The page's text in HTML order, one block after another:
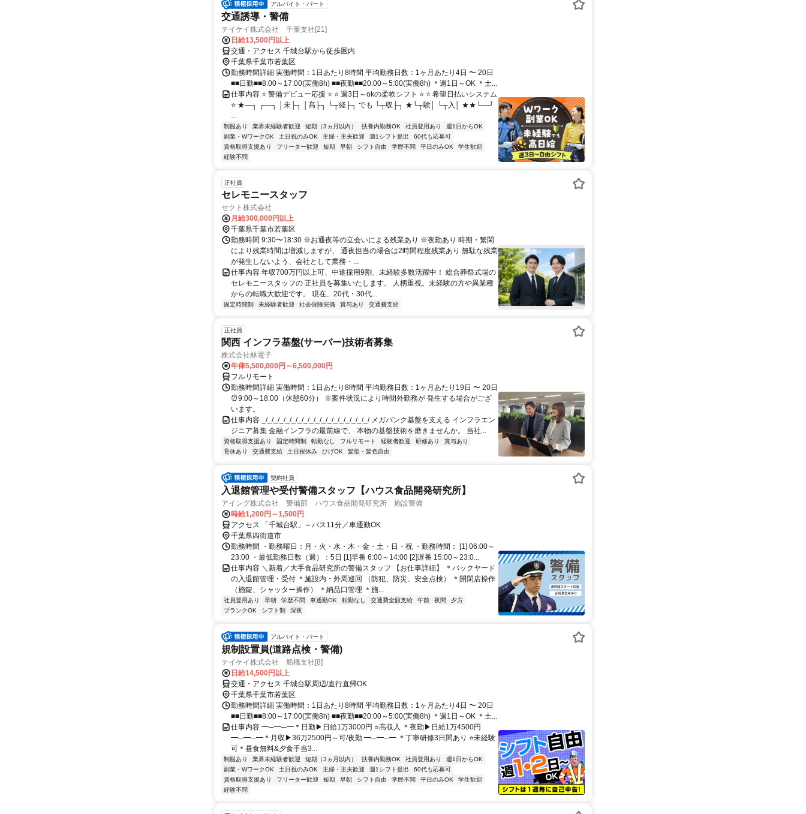
アルバイト・パート
交通誘導・警備
テイケイ株式会社 千葉支社[21]
日給13,500円以上
交通・アクセス 千城台駅から徒歩圏内
千葉県千葉市若葉区
勤務時間詳細 実働時間：1日あたり8時間 平均勤務日数：1ヶ月あたり4日 〜 20日
■■日勤■■8:00～17:00(実働8h) ■■夜勤■■20:00～5:00(実働8h) ＊週1日～OK ＊土...
仕事内容 ⭐ 警備デビュー応援 ⭐ ⭐ 週3日～okの柔軟シフト ⭐ ⭐ 希望日払いシステム
⭐ ★―┐ ┌―┐ │未├┐ │高├┐ └┬経├┐ でも └┬収├┐ ★└┬験│ └┬入│ ★★└―┘
...
制服あり 業界未経験者歓迎 短期（3ヵ月以内） 扶養内勤務OK 社員登用あり
週1日からOK
副業・WワークOK
土日祝のみOK 主婦・主夫歓迎 週1シフト提出
60代も応募可
資格取得支援あり
フリーター歓迎 短期 早朝 シフト自由 学歴不問 平日のみOK
学生歓迎
経験不問
正社員
セレモニースタッフ
セクト株式会社
月給300,000円以上
千葉県千葉市若葉区
勤務時間 9:30〜18:30 ※お通夜等の立会いによる残業あり ※夜勤あり 時期・繁閑
により残業時間は増減しますが、 通夜担当の場合は2時間程度残業あり 無駄な残業
が発生しないよう、会社として業務・...
仕事内容 年収700万円以上可、中途採用9割、未経験多数活躍中！ 総合葬祭式場の
セレモニースタッフの 正社員を募集いたします。 人柄重視。未経験の方や異業種
からの転職大歓迎です。 現在、20代・30代...
固定時間制 未経験者歓迎 社会保険完備 賞与あり 交通費支給
正社員
関西 インフラ基盤(サーバー)技術者募集
株式会社林電子
年俸5,500,000円～6,500,000円
フルリモート
勤務時間詳細 実働時間：1日あたり8時間 平均勤務日数：1ヶ月あたり19日 〜 20日
⏰9:00～18:00（休憩60分） ※案件状況により時間外勤務が 発生する場合がござ
います。
仕事内容 _/_/_/_/_/_/_/_/_/_/_/_/_/_/_/_/_/_/ メガバンク基盤を支える インフラエン
ジニア募集 金融インフラの最前線で、 本物の基盤技術を磨きませんか。 当社...
資格取得支援あり 固定時間制 転勤なし フルリモート 経験者歓迎 研修あり
賞与あり
育休あり
交通費支給 土日祝休み ひげOK 髪型・髪色自由
契約社員
入退館管理や受付警備スタッフ【ハウス食品開発研究所】
アイング株式会社 警備部 ハウス食品開発研究所 施設警備
時給1,200円～1,500円
アクセス 「千城台駅」～バス11分／車通勤OK
千葉県四街道市
勤務時間 ・勤務曜日：月・火・水・木・金・土・日・祝 ・勤務時間： [1] 06:00～
23:00 ・最低勤務日数（週）：5日 [1]早番 6:00～14:00 [2]遅番 15:00～23:0...
仕事内容 ＼新着／大手食品研究所の警備スタッフ 【お仕事詳細】 ＊バックヤード
の入退館管理・受付 ＊施設内・外周巡回 （防犯、防災、安全点検） ＊開閉店操作
（施錠、シャッター操作） ＊納品口管理 ＊施...
社員登用あり 早朝 学歴不問 車通勤OK 転勤なし 交通費全額支給 午前 夜間
夕方
ブランクOK
シフト制 深夜
アルバイト・パート
規制設置員(道路点検・警備)
テイケイ株式会社 船橋支社[8]
日給14,500円以上
交通・アクセス 千城台駅周辺/直行直帰OK
千葉県千葉市若葉区
勤務時間詳細 実働時間：1日あたり8時間 平均勤務日数：1ヶ月あたり4日 〜 20日
■■日勤■■8:00～17:00(実働8h) ■■夜勤■■20:00～5:00(実働8h) ＊週1日～OK ＊土...
仕事内容 ━─━─━＊日勤▶日給1万3000円 ⭐高収入 ＊夜勤▶日給1万4500円
━─━─━＊月収▶36万2500円～可/夜勤 ━─━─━ ＊丁寧研修3日間あり ⭐未経験
可＊昼食無料&夕食手当3...
制服あり 業界未経験者歓迎 短期（3ヵ月以内） 扶養内勤務OK 社員登用あり
週1日からOK
副業・WワークOK
土日祝のみOK 主婦・主夫歓迎 週1シフト提出
60代も応募可
資格取得支援あり
フリーター歓迎 短期 早朝 シフト自由 学歴不問 平日のみOK
学生歓迎
経験不問